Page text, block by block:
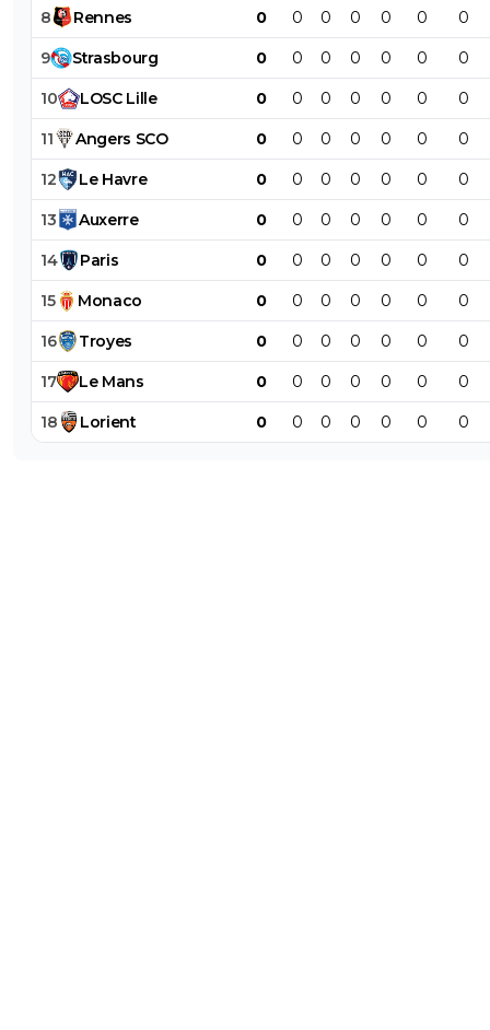
8 Rennes 0 0 0 0 0 0 0
9 Strasbourg 0 0 0 0 0 0 0
10 LOSC Lille 0 0 0 0 0 0 0
11 Angers SCO 0 0 0 0 0 0 0
12 Le Havre 0 0 0 0 0 0 0
13 Auxerre 0 0 0 0 0 0 0
14 Paris 0 0 0 0 0 0 0
15 Monaco 0 0 0 0 0 0 0
16 Troyes 0 0 0 0 0 0 0
17 Le Mans 0 0 0 0 0 0 0
18 Lorient 0 0 0 0 0 0 0